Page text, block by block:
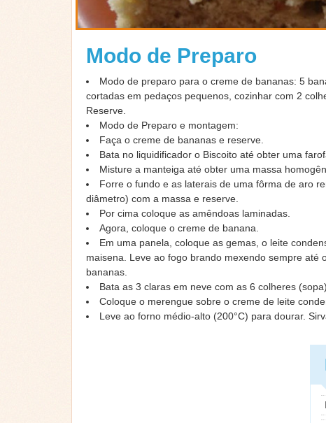
Modo de Preparo
Modo de preparo para o creme de bananas: 5
cortadas em pedaços pequenos, cozinhar com 2
Reserve.
Modo de Preparo e montagem:
Faça o creme de bananas e reserve.
Bata no liquidificador o Biscoito até obter uma
Misture a manteiga até obter uma massa
Forre o fundo e as laterais de uma fôrma de aro
diâmetro) com a massa e reserve.
Por cima coloque as amêndoas laminadas.
Agora, coloque o creme de banana.
Em uma panela, coloque as gemas, o leite
maisena. Leve ao fogo brando mexendo sempre
bananas.
Bata as 3 claras em neve com as 6 colheres
Coloque o merengue sobre o creme de leite
Leve ao forno médio-alto (200°C) para dourar.